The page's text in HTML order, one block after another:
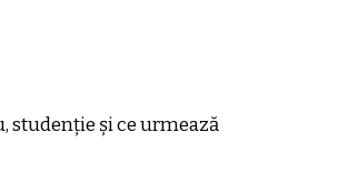
studenție și ce urmează